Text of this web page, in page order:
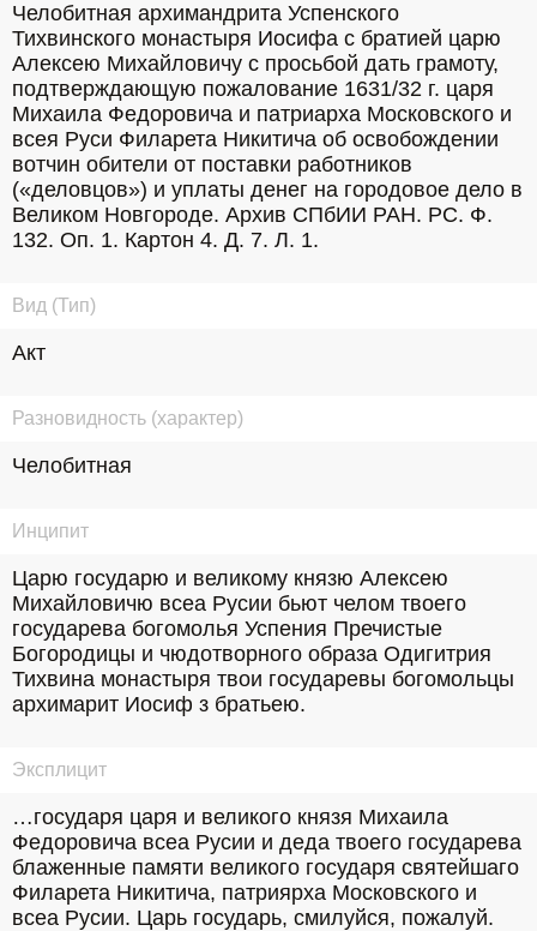
Челобитная архимандрита Успенского
Тихвинского монастыря Иосифа с братией царю
Алексею Михайловичу с просьбой дать грамоту,
подтверждающую пожалование 1631/32 г. царя
Михаила Федоровича и патриарха Московского и
всея Руси Филарета Никитича об освобождении
вотчин обители от поставки работников
(«деловцов») и уплаты денег на городовое дело в
Великом Новгороде. Архив СПбИИ РАН. РС. Ф.
132. Оп. 1. Картон 4. Д. 7. Л. 1.
Вид (Тип)
Акт
Разновидность (характер)
Челобитная
Инципит
Царю государю и великому князю Алексею
Михайловичю всеа Русии бьют челом твоего
государева богомолья Успения Пречистые
Богородицы и чюдотворного образа Одигитрия
Тихвина монастыря твои государевы богомольцы
архимарит Иосиф з братьею.
Эксплицит
…государя царя и великого князя Михаила
Федоровича всеа Русии и деда твоего государева
блаженные памяти великого государя святейшаго
Филарета Никитича, патриярха Московского и
всеа Русии. Царь государь, смилуйся, пожалуй.